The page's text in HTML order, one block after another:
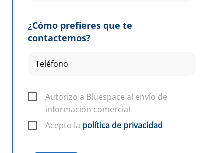
¿Cómo prefieres que te
contactemos?
Autorizo a Bluespace al envío de
información comercial
Acepto la política de privacidad